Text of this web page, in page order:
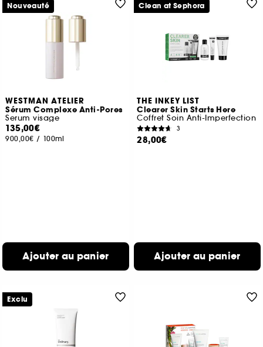
WESTMAN ATELIER
Sérum Complexe Anti-Pores
Serum visage
135,00€
900,00€ / 100ml
Ajouter au panier
Nouveauté
THE INKEY LIST
Clearer Skin Starts Here
Coffret Soin Anti-Imperfection
3
28,00€
Ajouter au panier
Clean at Sephora
Exclu